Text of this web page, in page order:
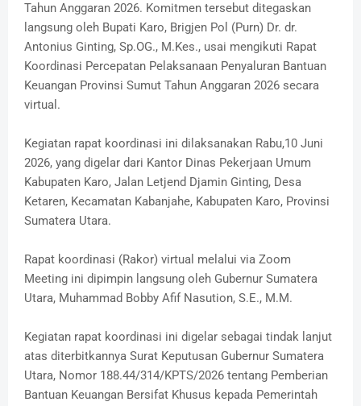
Tahun Anggaran 2026. Komitmen tersebut ditegaskan
langsung oleh Bupati Karo, Brigjen Pol (Purn) Dr. dr.
Antonius Ginting, Sp.OG., M.Kes., usai mengikuti Rapat
Koordinasi Percepatan Pelaksanaan Penyaluran Bantuan
Keuangan Provinsi Sumut Tahun Anggaran 2026 secara
virtual.
Kegiatan rapat koordinasi ini dilaksanakan Rabu,10 Juni
2026, yang digelar dari Kantor Dinas Pekerjaan Umum
Kabupaten Karo, Jalan Letjend Djamin Ginting, Desa
Ketaren, Kecamatan Kabanjahe, Kabupaten Karo, Provinsi
Sumatera Utara.
Rapat koordinasi (Rakor) virtual melalui via Zoom
Meeting ini dipimpin langsung oleh Gubernur Sumatera
Utara, Muhammad Bobby Afif Nasution, S.E., M.M.
Kegiatan rapat koordinasi ini digelar sebagai tindak lanjut
atas diterbitkannya Surat Keputusan Gubernur Sumatera
Utara, Nomor 188.44/314/KPTS/2026 tentang Pemberian
Bantuan Keuangan Bersifat Khusus kepada Pemerintah